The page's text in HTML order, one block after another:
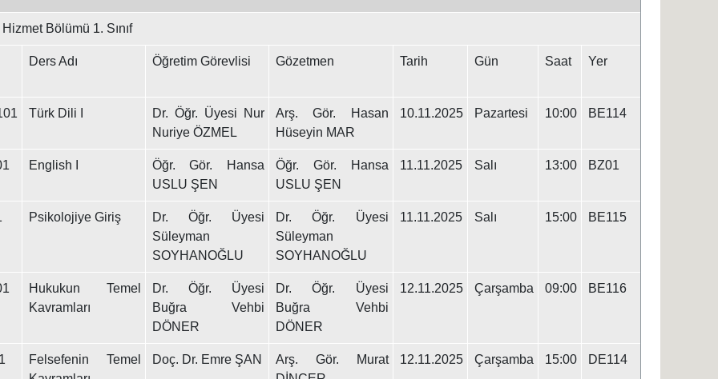
Bölümü 1. Sınıf
Ders Adı Öğretim Görevlisi Gözetmen Tarih Gün Saat Yer
Türk Dili I
Dr. Öğr. Üyesi Nur
Nuriye ÖZMEL
Arş. Gör. Hasan
Hüseyin MAR
10.11.2025 Pazartesi 10:00 BE114
English I
Öğr. Gör. Hansa
USLU ŞEN
Öğr. Gör. Hansa
USLU ŞEN
11.11.2025 Salı 13:00 BZ01
Psikolojiye Giriş
Dr. Öğr. Üyesi
Süleyman
SOYHANOĞLU
Dr. Öğr. Üyesi
Süleyman
SOYHANOĞLU
11.11.2025 Salı 15:00 BE115
Hukukun Temel
Kavramları
Dr. Öğr. Üyesi
Buğra Vehbi
DÖNER
Dr. Öğr. Üyesi
Buğra Vehbi
DÖNER
12.11.2025 Çarşamba 09:00 BE116
Felsefenin Temel
Doç. Dr. Emre ŞAN
Arş. Gör. Murat
12.11.2025 Çarşamba 15:00 DE114